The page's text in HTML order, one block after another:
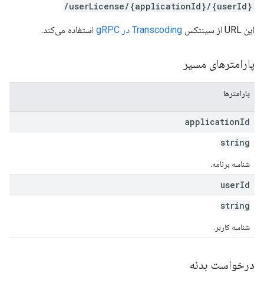
/userLicense/{applicationId}/{userId}
این URL از سینتکس Transcoding در gRPC استفاده می‌کند.
پارامترهای مسیر
پارامترها
applicationId
string
شناسه برنامه.
userId
string
شناسه کاربر.
درخواست بدنه